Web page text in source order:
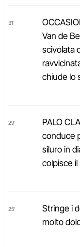
31'
Van de
scivolata
chiude lo
29'
PALO
conduce
siluro in
colpisce
25'
Stringe i
molto